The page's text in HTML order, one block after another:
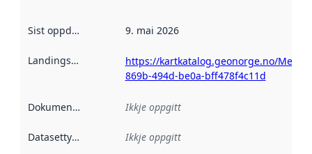
Sist oppdatert 9. mai 2026
Landingsside
https://kartkatalog.geonorge.no/
869b-494d-be0a-bff478f4c11d
Dokumentasjon Ikkje oppgitt
Datasettype Ikkje oppgitt